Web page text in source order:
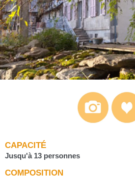
CAPACITÉ
Jusqu'à 13 personnes
COMPOSITION